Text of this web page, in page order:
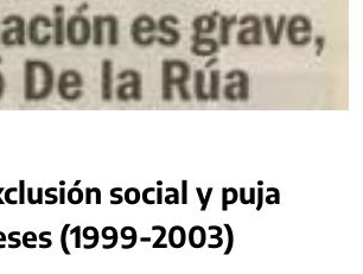
social y puja
(1999-2003)